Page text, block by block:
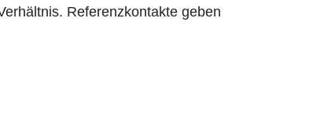
Referenzkontakte geben